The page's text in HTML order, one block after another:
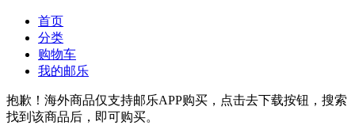
首页
分类
购物车
我的邮乐
抱歉！海外商品仅支持邮乐APP购买，点击去下载按钮，搜索
找到该商品后，即可购买。